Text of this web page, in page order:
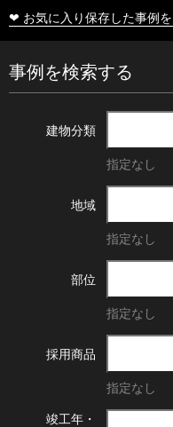
❤ お気に入り保存した事例
事例を検索する
建物分類
指定なし
地域
指定なし
部位
指定なし
採用商品
指定なし
竣工年・